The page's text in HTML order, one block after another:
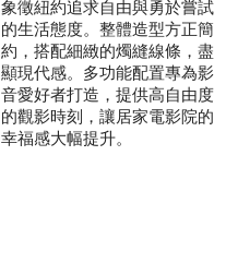
象徵紐約追求自由與勇於嘗試
的生活態度。整體造型方正簡
約，搭配細緻的燭縫線條，盡
顯現代感。多功能配置專為影
音愛好者打造，提供高自由度
的觀影時刻，讓居家電影院的
幸福感大幅提升。